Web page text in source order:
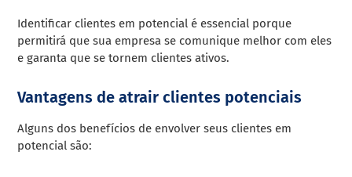
Identificar clientes em potencial é essencial porque
permitirá que sua empresa se comunique melhor com eles
e garanta que se tornem clientes ativos.
Vantagens de atrair clientes potenciais
Alguns dos benefícios de envolver seus clientes em
potencial são: